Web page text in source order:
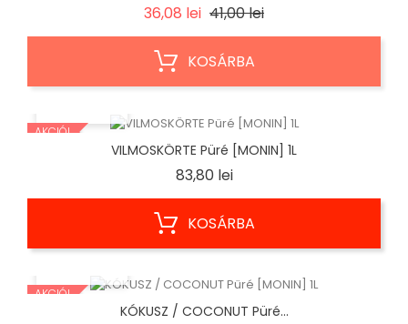
36,08 lei Regular
41,00 leiÁr
KOSÁRBA
AKCIÓ!
VILMOSKÖRTE Püré [MONIN] 1L
83,80 leiÁr
KOSÁRBA
AKCIÓ!
KÓKUSZ / COCONUT Püré...